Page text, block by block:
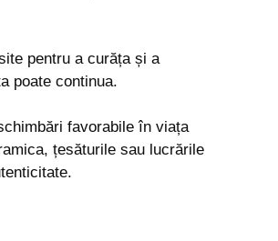
pentru a curăța și a
poate continua.
favorabile în viața
țesăturile sau lucrările